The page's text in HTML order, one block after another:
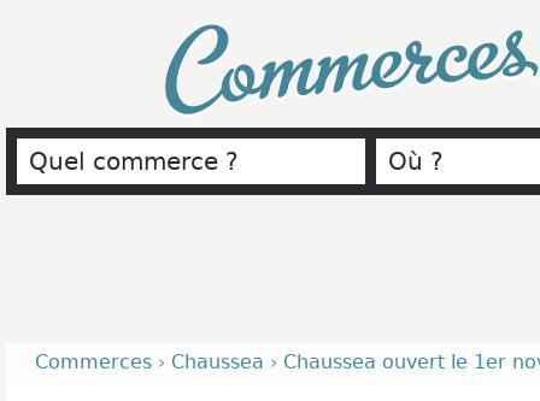
Commerces › Chaussea › Chaussea ouvert le 1er